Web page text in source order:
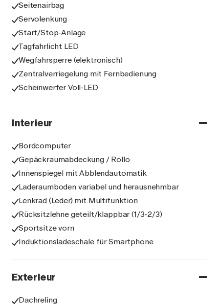
Seitenairbag
Servolenkung
Start/Stop-Anlage
Tagfahrlicht LED
Wegfahrsperre (elektronisch)
Zentralverriegelung mit Fernbedienung
Scheinwerfer Voll-LED
Interieur
Bordcomputer
Gepäckraumabdeckung / Rollo
Innenspiegel mit Abblendautomatik
Laderaumboden variabel und herausnehmbar
Lenkrad (Leder) mit Multifunktion
Rücksitzlehne geteilt/klappbar (1/3-2/3)
Sportsitze vorn
Induktionsladeschale für Smartphone
Exterieur
Dachreling